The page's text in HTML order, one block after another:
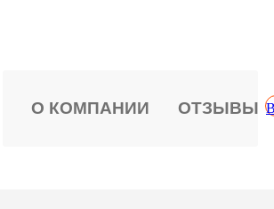
О КОМПАНИИ ОТЗЫВЫ